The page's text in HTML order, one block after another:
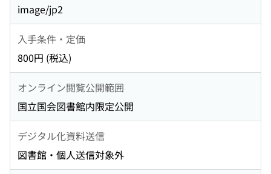
image/jp2
入手条件・定価
800円 (税込)
オンライン閲覧公開範囲
国立国会図書館内限定公開
デジタル化資料送信
図書館・個人送信対象外